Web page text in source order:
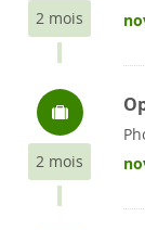
2 mois
2 mois